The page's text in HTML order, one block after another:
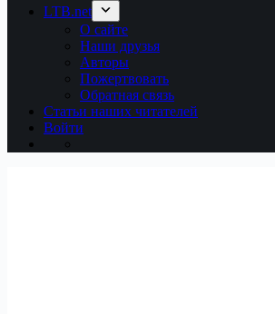
LTB.net
О сайте
Наши друзья
Авторы
Пожертвовать
Обратная связь
Статьи наших читателей
Войти